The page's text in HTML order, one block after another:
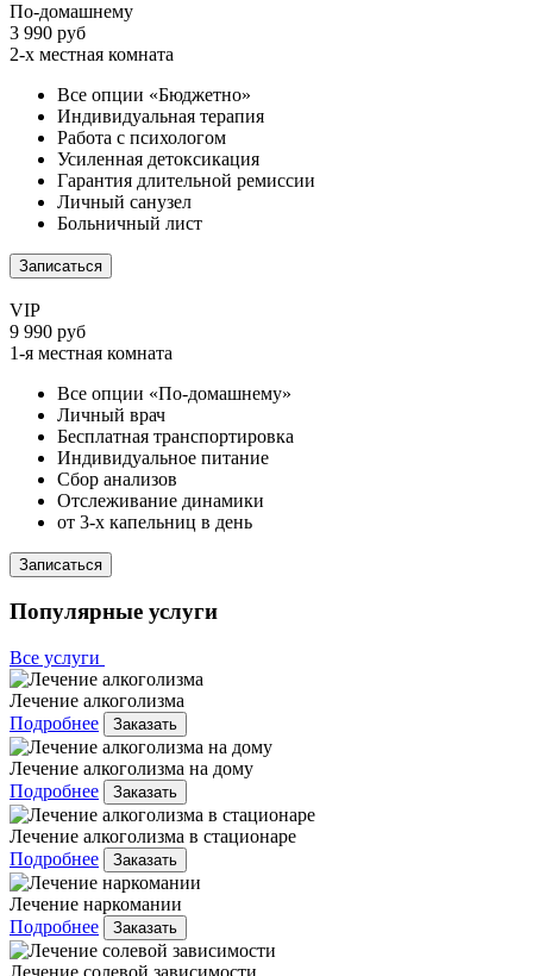
По-домашнему
3 990 руб
2-х местная комната
Все опции «Бюджетно»
Индивидуальная терапия
Работа с психологом
Усиленная детоксикация
Гарантия длительной ремиссии
Личный санузел
Больничный лист
Записаться
VIP
9 990 руб
1-я местная комната
Все опции «По-домашнему»
Личный врач
Бесплатная транспортировка
Индивидуальное питание
Сбор анализов
Отслеживание динамики
от 3-х капельниц в день
Записаться
Популярные услуги
Все услуги
Лечение алкоголизма
Подробнее
Заказать
Лечение алкоголизма на дому
Подробнее
Заказать
Лечение алкоголизма в стационаре
Подробнее
Заказать
Лечение наркомании
Подробнее
Заказать
Лечение солевой зависимости